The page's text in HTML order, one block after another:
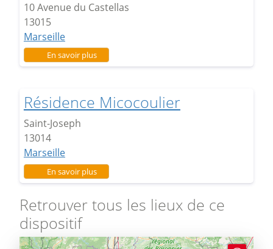
10 Avenue du Castellas
13015
Marseille
En savoir plussur Résidence Le Castellas
Résidence Micocoulier
Saint-Joseph
13014
Marseille
En savoir plussur Résidence Micocoulier
Retrouver tous les lieux de ce
dispositif